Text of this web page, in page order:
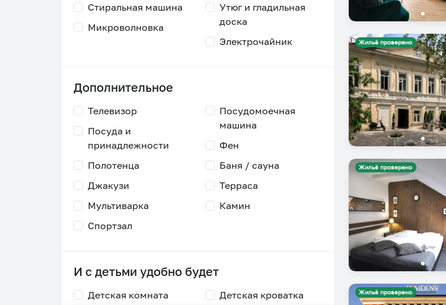
Стиральная машина
Микроволновка
Утюг и гладильная
доска
Электрочайник
Дополнительное
Телевизор
Посуда и
принадлежности
Посудомоечная
машина
Фен
Полотенца
Джакузи
Баня / сауна
Терраса
Мультиварка
Спортзал
Камин
И с детьми удобно будет
Детская комната
Детская кроватка
Жильё проверено
Жильё проверено
Жильё проверено